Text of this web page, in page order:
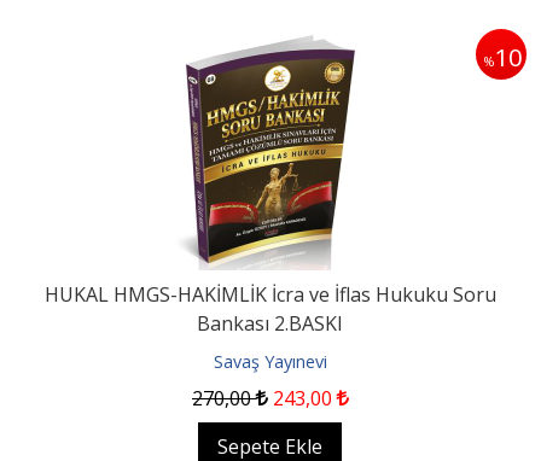
%10
HUKAL HMGS-HAKİMLİK İcra ve İflas Hukuku Soru
Bankası 2.BASKI
Savaş Yayınevi
270,00 243,00
Sepete Ekle